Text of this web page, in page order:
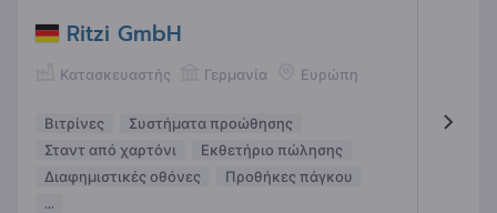
Ritzi GmbH
Κατασκευαστής Γερμανία Ευρώπη
Βιτρίνες
Συστήματα προώθησης
Σταντ από χαρτόνι
Εκθετήριο πώλησης
Διαφημιστικές οθόνες
Προθήκες πάγκου
...